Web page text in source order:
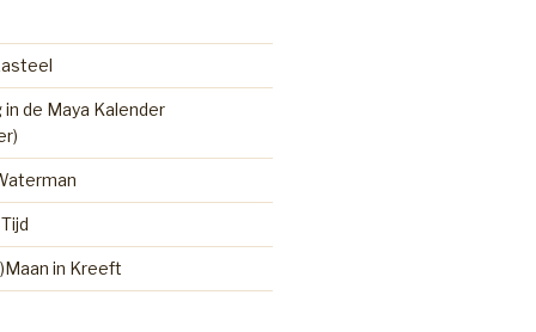
de Maya Kalender
in Kreeft